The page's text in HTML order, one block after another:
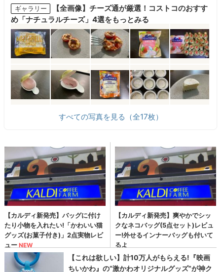
ギャラリー
【全画像】チーズ通が厳選！コストコのおすす
め「ナチュラルチーズ」4選をもっとみる
すべての写真を見る（全17枚）